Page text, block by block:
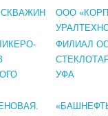
ООО
ФИЛИАЛ
УФА